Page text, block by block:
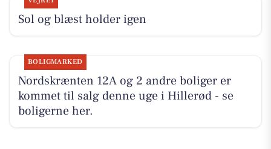
Sol og blæst holder igen
BOLIGMARKED
Nordskrænten 12A og 2 andre boliger er
kommet til salg denne uge i Hillerød - se
boligerne her.